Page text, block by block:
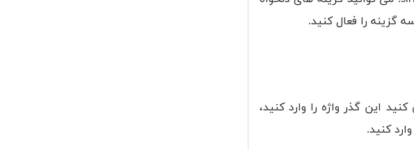
گزینه را فعال کنید.
این گذر واژه را وارد کنید،
کنید.